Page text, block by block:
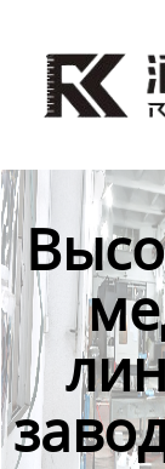
Продукция
Контакты